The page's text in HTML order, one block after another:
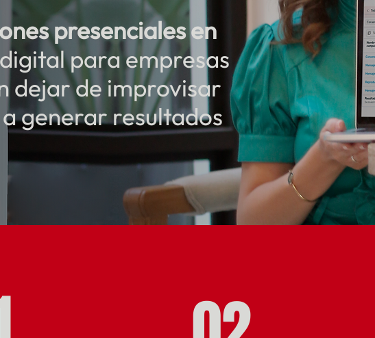
presenciales en
digital para empresas
dejar de improvisar
generar resultados